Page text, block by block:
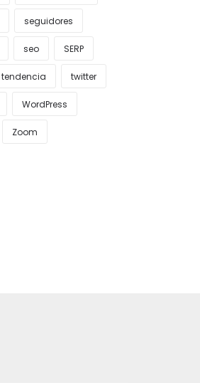
seguidores
seo SERP
tendencia twitter
WordPress
Zoom